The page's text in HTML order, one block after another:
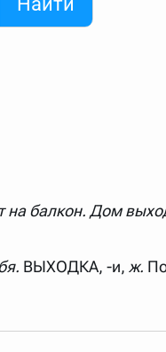
и покажет их во
а несколько
поэт" и нажать
19 века". Пишем в
на балкон. Дом
ВЫХОДКА, -и, ж.